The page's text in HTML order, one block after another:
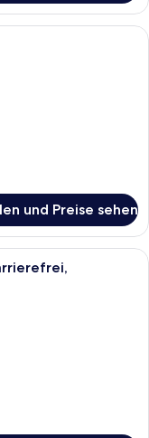
Bett mit weißer
und Preise sehen
mit zwei Betten,